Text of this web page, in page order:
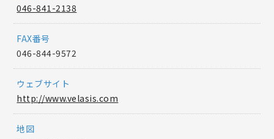
046-841-2138
FAX番号
046-844-9572
ウェブサイト
http://www.velasis.com
地図